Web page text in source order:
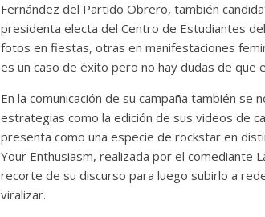
Fernández del Partido Obrero, también
presidenta electa del Centro de Estudiantes
fotos en fiestas, otras en manifestaciones
es un caso de éxito pero no hay dudas de que
En la comunicación de su campaña también se
estrategias como la edición de sus videos de
presenta como una especie de rockstar en
Your Enthusiasm, realizada por el comediante
recorte de su discurso para luego subirlo a
viralizar.